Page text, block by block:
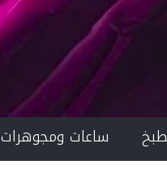
ساعات ومجوهرات